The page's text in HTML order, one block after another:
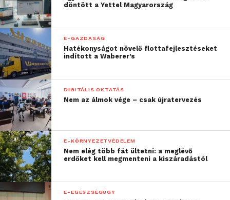
döntött a Yettel Magyarország
E-GAZDASÁG
Hatékonyságot növelő flottafejlesztéseket
indított a Waberer’s
DIGITÁLIS OKTATÁS
Nem az álmok vége – csak újratervezés
E-KÖRNYEZETVÉDELEM
Nem elég több fát ültetni: a meglévő
erdőket kell megmenteni a kiszáradástól
E-EGÉSZSÉGÜGY